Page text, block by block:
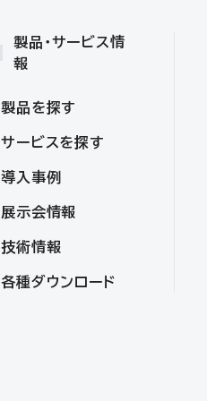
製品・サービス情
報
製品を探す
サービスを探す
導入事例
展示会情報
技術情報
各種ダウンロード